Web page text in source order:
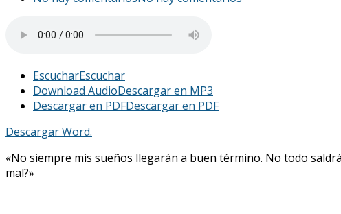
EscucharEscuchar
Download AudioDescargar en MP3
Descargar en PDFDescargar en PDF
Descargar Word.
«No siempre mis sueños llegarán a buen término. No todo
mal?»